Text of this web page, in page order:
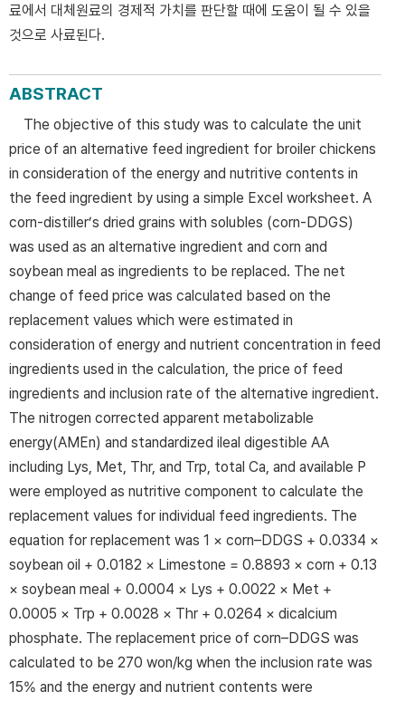
료에서 대체원료의 경제적 가치를 판단할 때에 도움이 될 수 있을
것으로 사료된다.
ABSTRACT
The objective of this study was to calculate the unit
price of an alternative feed ingredient for broiler chickens
in consideration of the energy and nutritive contents in
the feed ingredient by using a simple Excel worksheet. A
corn-distiller’s dried grains with solubles (corn-DDGS)
was used as an alternative ingredient and corn and
soybean meal as ingredients to be replaced. The net
change of feed price was calculated based on the
replacement values which were estimated in
consideration of energy and nutrient concentration in feed
ingredients used in the calculation, the price of feed
ingredients and inclusion rate of the alternative ingredient.
The nitrogen corrected apparent metabolizable
energy(AMEn) and standardized ileal digestible AA
including Lys, Met, Thr, and Trp, total Ca, and available P
were employed as nutritive component to calculate the
replacement values for individual feed ingredients. The
equation for replacement was 1 × corn–DDGS + 0.0334 ×
soybean oil + 0.0182 × Limestone = 0.8893 × corn + 0.13
× soybean meal + 0.0004 × Lys + 0.0022 × Met +
0.0005 × Trp + 0.0028 × Thr + 0.0264 × dicalcium
phosphate. The replacement price of corn–DDGS was
calculated to be 270 won/kg when the inclusion rate was
15% and the energy and nutrient contents were